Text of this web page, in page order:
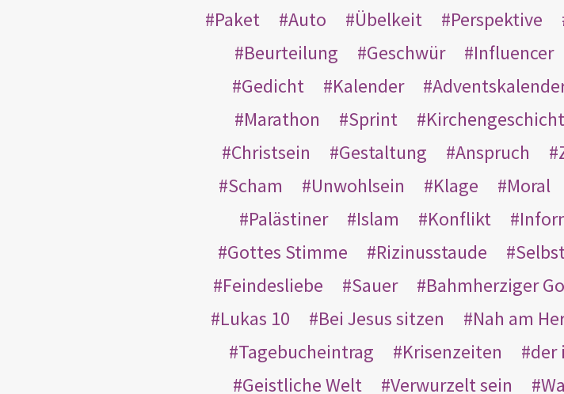
Paket
Auto Übelkeit Perspektive
Beurteilung
Geschwür Influencer
Gedicht
Kalender
Marathon
Sprint
Christsein
Gestaltung Anspruch
Scham
Unwohlsein Klage Moral
Palästiner
Islam Konflikt
Gottes Stimme
Rizinusstaude
Feindesliebe
Sauer Bahmherziger
Lukas 10
Bei Jesus sitzen Nah am
Tagebucheintrag
Krisenzeiten der
Geistliche Welt
Verwurzelt sein